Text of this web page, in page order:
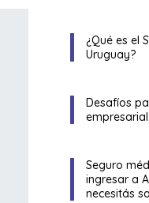
¿Qué es el
Uruguay?
Desafíos
Seguro
ingresar a
necesitás